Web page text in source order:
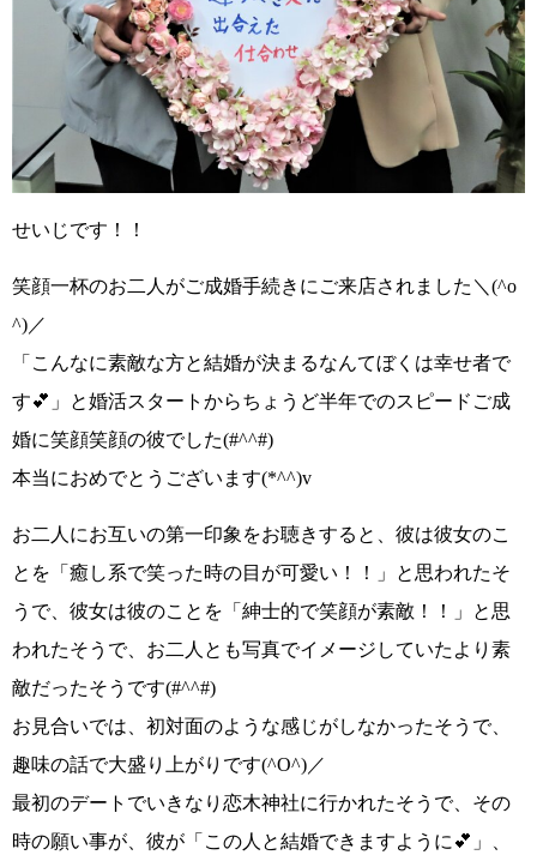
せいじです！！
笑顔一杯のお二人がご成婚手続きにご来店されました ＼(^o
^)／
「こんなに素敵な方と結婚が決まるなんてぼくは幸せ者で
す💕」
と婚活スタートからちょうど半年でのスピードご成
婚に笑顔笑顔の彼でした(#^^#)
本当におめでとうございます(*^^)v
お二人にお互いの第一印象をお聴きすると、彼は彼女のこ
とを 「癒し系で笑った時の目が可愛い！！」
と思われたそ
うで、彼女は彼のことを 「紳士的で笑顔が素敵！！」
と思
われたそうで、お二人とも写真でイメージしていたより素
敵だったそうです(#^^#)
お見合いでは、初対面のような感じがしなかったそうで、
趣味の話で大盛り上がりです(^O^)／
最初のデートでいきなり恋木神社に行かれたそうで、その
時の願い事が、彼が 「この人と結婚できますように💕」